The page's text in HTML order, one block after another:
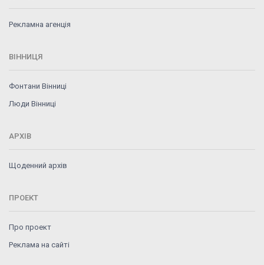
Рекламна агенція
ВІННИЦЯ
Фонтани Вінниці
Люди Вінниці
АРХІВ
Щоденний архів
ПРОЕКТ
Про проект
Реклама на сайті